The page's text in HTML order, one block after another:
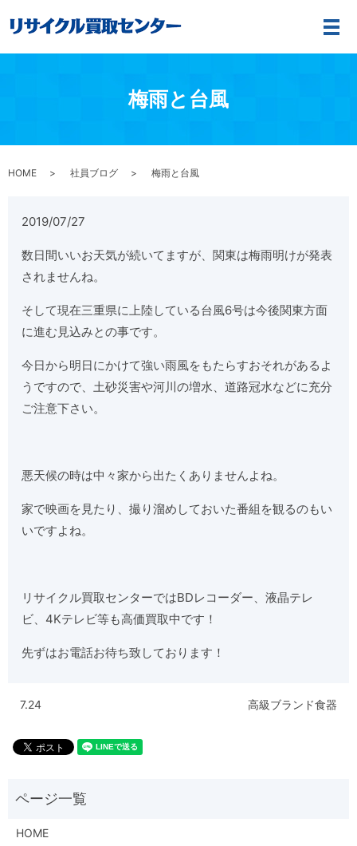
メ
梅雨と台風
HOME 社員ブログ 梅雨と台風
2019/07/27
数日間いいお天気が続いてますが、関東は梅雨明けが発表
されませんね。
そして現在三重県に上陸している台風6号は今後関東方面
に進む見込みとの事です。
今日から明日にかけて強い雨風をもたらすおそれがあるよ
うですので、土砂災害や河川の増水、道路冠水などに充分
ご注意下さい。
悪天候の時は中々家から出たくありませんよね。
家で映画を見たり、撮り溜めしておいた番組を観るのもい
いですよね。
リサイクル買取センターではBDレコーダー、液晶テレ
ビ、4Kテレビ等も高価買取中です！
先ずはお電話お待ち致しております！
7.24 高級ブランド食器
HOME